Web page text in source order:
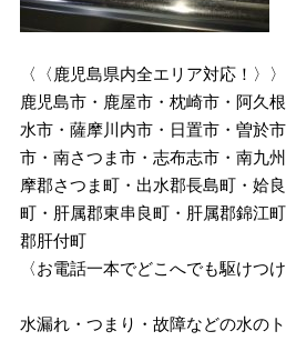
〈〈鹿児島県内全エリア対応！〉〉
鹿児島市・鹿屋市・枕崎市・阿久
水市・薩摩川内市・日置市・曽於
市・南さつま市・志布志市・南九
摩郡さつま町・出水郡長島町・姶
町・肝属郡東串良町・肝属郡錦江
郡肝付町
〈お電話一本でどこへでも駆けつ
水漏れ・つまり・故障などの水の